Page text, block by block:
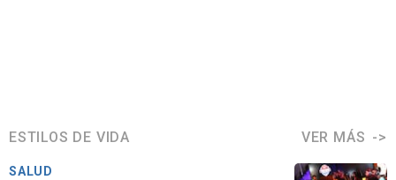
ESTILOS DE VIDA VER MÁS
SALUD